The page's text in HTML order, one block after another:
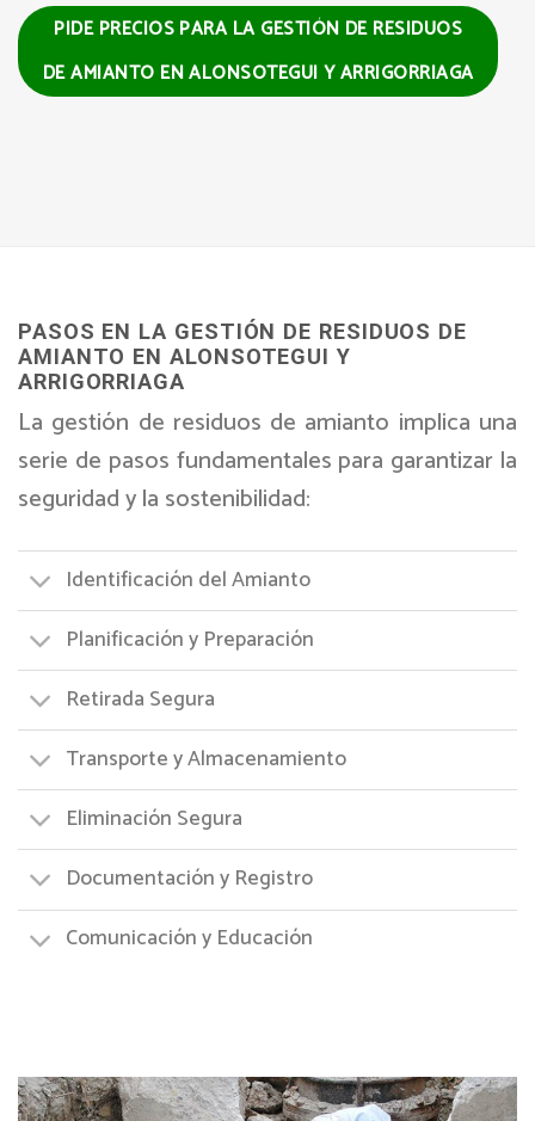
PIDE PRECIOS PARA LA GESTIÓN DE RESIDUOS
DE AMIANTO EN ALONSOTEGUI Y ARRIGORRIAGA
PASOS EN LA GESTIÓN DE RESIDUOS DE
AMIANTO EN ALONSOTEGUI Y
ARRIGORRIAGA
La gestión de residuos de amianto implica una
serie de pasos fundamentales para garantizar la
seguridad y la sostenibilidad:
Identificación del Amianto
Planificación y Preparación
Retirada Segura
Transporte y Almacenamiento
Eliminación Segura
Documentación y Registro
Comunicación y Educación